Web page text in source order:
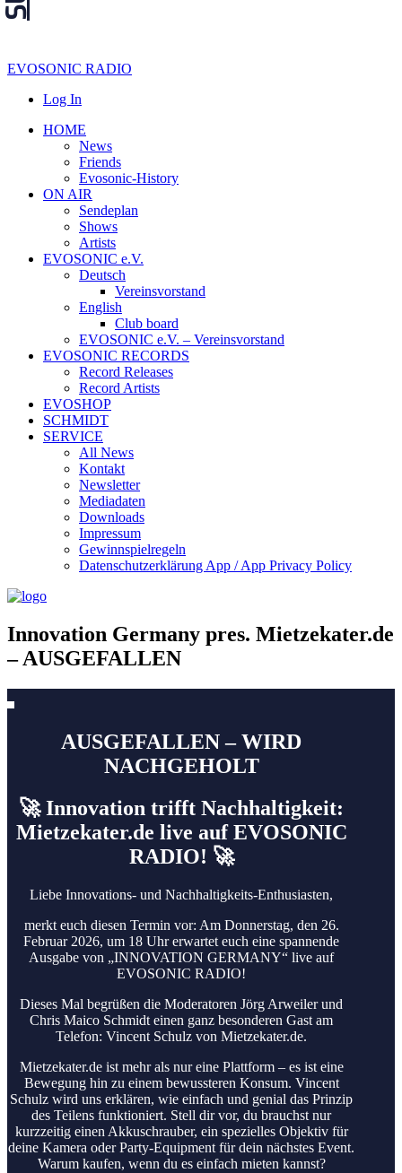
EVOSONIC RADIO
Log In
HOME
News
Friends
Evosonic-History
ON AIR
Sendeplan
Shows
Artists
EVOSONIC e.V.
Deutsch
Vereinsvorstand
English
Club board
EVOSONIC e.V. ‒ Vereinsvorstand
EVOSONIC RECORDS
Record Releases
Record Artists
EVOSHOP
SCHMIDT
SERVICE
All News
Kontakt
Newsletter
Mediadaten
Downloads
Impressum
Gewinnspielregeln
Datenschutzerklärung App / App Privacy Policy
Innovation Germany pres. Mietzekater.de
– AUSGEFALLEN
AUSGEFALLEN – WIRD
NACHGEHOLT
🚀 Innovation trifft Nachhaltigkeit:
Mietzekater.de live auf EVOSONIC
RADIO! 🚀
Liebe Innovations- und Nachhaltigkeits-Enthusiasten,
merkt euch diesen Termin vor: Am Donnerstag, den 26.
Februar 2026, um 18 Uhr erwartet euch eine spannende
Ausgabe von „INNOVATION GERMANY“ live auf
EVOSONIC RADIO!
Dieses Mal begrüßen die Moderatoren Jörg Arweiler und
Chris Maico Schmidt einen ganz besonderen Gast am
Telefon: Vincent Schulz von Mietzekater.de.
Mietzekater.de ist mehr als nur eine Plattform – es ist eine
Bewegung hin zu einem bewussteren Konsum. Vincent
Schulz wird uns erklären, wie einfach und genial das Prinzip
des Teilens funktioniert. Stell dir vor, du brauchst nur
kurzzeitig einen Akkuschrauber, ein spezielles Objektiv für
deine Kamera oder Party-Equipment für dein nächstes Event.
Warum kaufen, wenn du es einfach mieten kannst?